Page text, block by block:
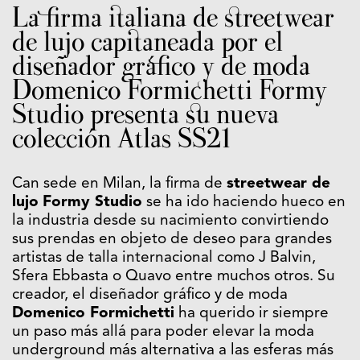
La firma italiana de streetwear
de lujo capitaneada por el
diseñador gráfico y de moda
Domenico Formichetti Formy
Studio presenta su nueva
colección Atlas SS21
Can sede en Milan, la firma de streetwear de
lujo Formy Studio se ha ido haciendo hueco en
la industria desde su nacimiento convirtiendo
sus prendas en objeto de deseo para grandes
artistas de talla internacional como J Balvin,
Sfera Ebbasta o Quavo entre muchos otros. Su
creador, el diseñador gráfico y de moda
Domenico Formichetti ha querido ir siempre
un paso más allá para poder elevar la moda
underground más alternativa a las esferas más